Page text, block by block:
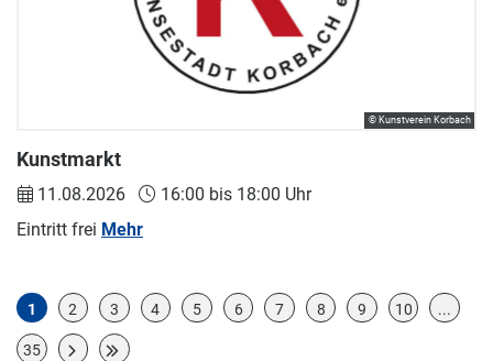
Kunstmarkt
11.08.2026
16:00 bis 18:00 Uhr
Eintritt frei Mehr
© Kunstverein Korbach
1 2 3 4 5 6 7 8 9 10 ...
35